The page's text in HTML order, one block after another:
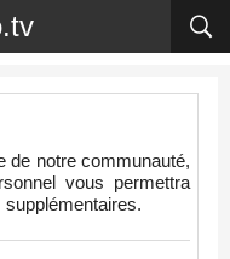
de notre communauté,
vous permettra